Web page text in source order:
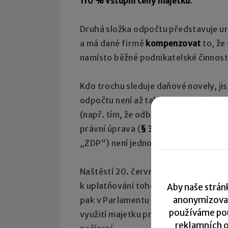
Druhá složka odpočtu představuje
a má dané firmě kompenzovat to, že
namísto běžné podnikatelské
Kdo trochu sleduje daňové novely,
odpočtu není až tak jednoduchá, ale
(např. tím, že odborné vzdělávání je
právní úprava (§ 34f až § 38h
„ZDP“) není jednoznačná.
Naštěstí 20. června ve
k uplatňování tohoto odpočtu,
pak v Parlamentu projednávána
využití majetku pro odborné
Aby naše
používáme
reklamních